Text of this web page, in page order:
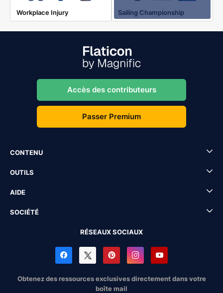
Workplace Injury Sailing Championship
Accès des contributeurs
Passer Premium
CONTENU
OUTILS
AIDE
SOCIÉTÉ
RÉSEAUX SOCIAUX
Obtenez des ressources exclusives directement dans votre
boîte mail